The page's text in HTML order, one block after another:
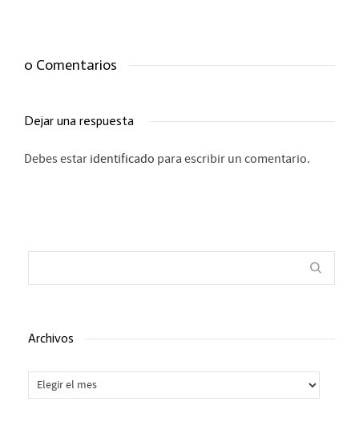
0 Comentarios
Dejar una respuesta
Debes estar identificado para escribir un comentario.
Archivos
Archivos